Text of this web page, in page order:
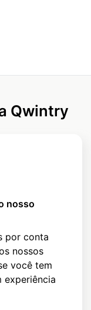
Qwintry
nosso
por conta
nossos
você tem
experiência